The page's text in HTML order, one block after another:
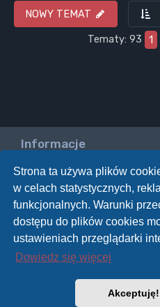
Strona ta używa plików
w celach statystycznych,
funkcjonalnych. Warunki
dostępu do plików cookies
ustawieniach przeglądarki
Dowiedz się więcej
Akceptuję!
NOWY TEMAT
Tematy: 93
1
Informacje
Twoje uprawnienia na tym
Nie możesztworzyć
Nie możeszodpowiadać w
Nie możesz zmieniać
Nie możesz
usuwać swoich
Nie możeszdodawać